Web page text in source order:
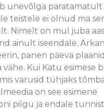
unevõlga
teistele ei olnud ma
Nimelt on mul juba
ainult iseendale.
panen päeva
Kui Katu esimese
varusid tühjaks
on see esimene
pilgu ja endale